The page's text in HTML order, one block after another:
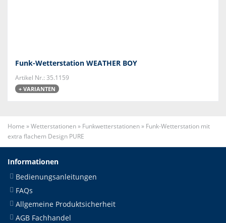
Funk-Wetterstation WEATHER BOY
Artikel Nr.: 35.1159
+ VARIANTEN
Home »Wetterstationen» Funkwetterstationen» Funk-Wetterstation mit
extra flachem Design PURE
Informationen
Bedienungsanleitungen
FAQs
Allgemeine Produktsicherheit
AGB Fachhandel